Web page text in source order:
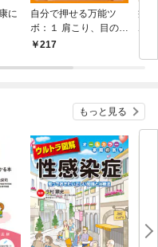
に
自分で押せる万能ツ
ボ：１ 肩こり、目の疲
れなど日常のつらい症
217
症
ボ
もっと見る